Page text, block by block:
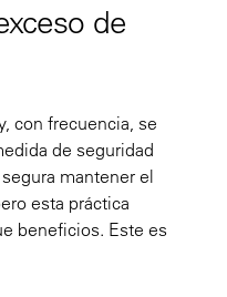
de
con frecuencia, se
de seguridad
mantener el
esta práctica
beneficios. Este es